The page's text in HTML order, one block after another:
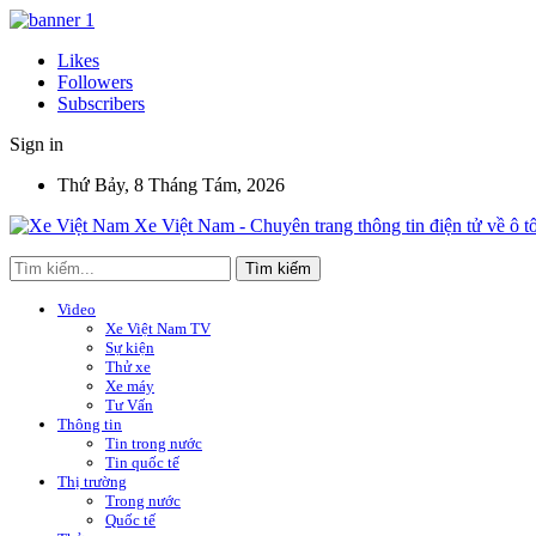
Likes
Followers
Subscribers
Sign in
Thứ Bảy, 8 Tháng Tám, 2026
Xe Việt Nam - Chuyên trang thông tin điện tử về ô
Video
Xe Việt Nam TV
Sự kiện
Thử xe
Xe máy
Tư Vấn
Thông tin
Tin trong nước
Tin quốc tế
Thị trường
Trong nước
Quốc tế